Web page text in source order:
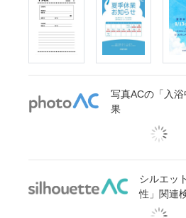
写真ACの「入
果
シルエッ
性」関連